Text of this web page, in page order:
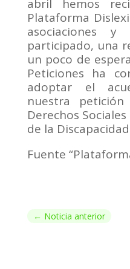
abril hemos
Plataforma
asociaciones
participado, una
un poco de
Peticiones ha
adoptar el
nuestra
Derechos
de la
Fuente
← Noticia anterior